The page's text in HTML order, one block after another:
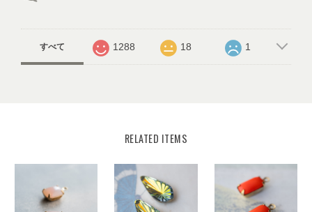
すべて 1288 18 1
RELATED ITEMS